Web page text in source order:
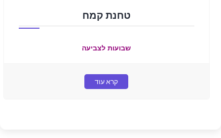
טחנת קמח
שבועות לצביעה
קרא עוד